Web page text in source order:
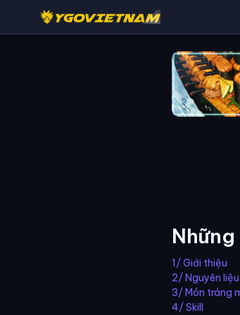
1/ Giới thiệu
2/ Nguyên
3/ Món tráng
4/ Skill